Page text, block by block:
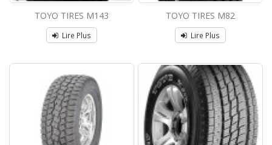
TOYO TIRES M143
Lire Plus
TOYO TIRES M82
Lire Plus